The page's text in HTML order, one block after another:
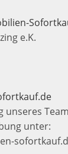
e.K.
unseres
unter: